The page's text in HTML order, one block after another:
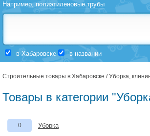
Например,полиэтиленовые трубы
в Хабаровске в названии
Строительные товары в Хабаровске / Уборка,
Товары в категории
0 Уборка